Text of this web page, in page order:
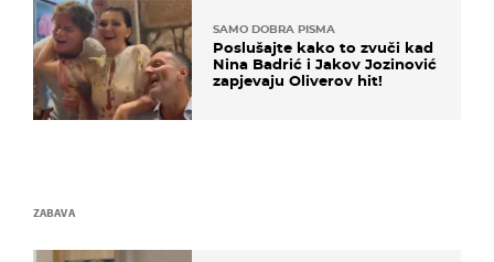
SAMO DOBRA PISMA
Poslušajte kako to zvuči kad
Nina Badrić i Jakov Jozinović
zapjevaju Oliverov hit!
ZABAVA